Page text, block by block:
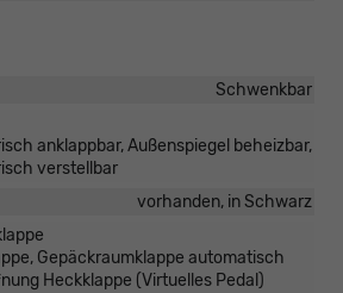
Schwenkbar
anklappbar, Außenspiegel beheizbar,
verstellbar
vorhanden, in Schwarz
Gepäckraumklappe automatisch
Heckklappe (Virtuelles Pedal)